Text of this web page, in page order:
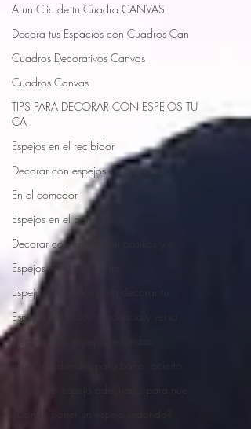
A un Clic de tu Cuadro CANVAS
Decora tus Espacios con Cuadros Can
Cuadros Decorativos Canvas
Cuadros Canvas
TIPS PARA DECORAR CON ESPEJOS TU
CA
Espejos en el recibidor
Decorar con espejos en el living
En el comedor
Espejos en el baño
Decorar con espejos en pasillos y e
Espejos en el dormitorio
Espejos Utilizados para decorar tu
Espejos redondos: tendencia y versa
Decorar con espejos redondos
Espejos redondos para baño: acierto
¿Dónde poner un espejo redondo?